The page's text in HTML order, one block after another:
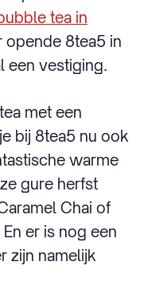
tea in
opende 8tea5 in
een vestiging.
met een
bij 8tea5 nu ook
warme
gure herfst
Chai of
er is nog een
zijn namelijk